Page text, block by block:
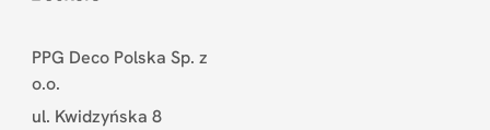
PPG Deco Polska Sp. z
o.o.
ul. Kwidzyńska 8